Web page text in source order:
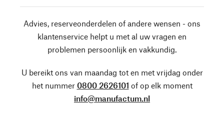
Advies, reserveonderdelen of andere wensen - ons
klantenservice helpt u met al uw vragen en
problemen persoonlijk en vakkundig.
U bereikt ons van maandag tot en met vrijdag onder
het nummer 0800 2626101 of op elk moment
info@manufactum.nl